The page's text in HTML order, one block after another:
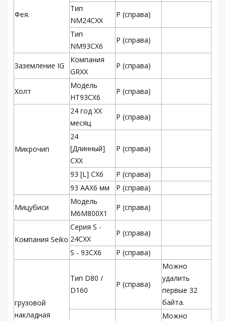
Фея.
Тип
NM24CXX
Р (справа)
Тип
NM93CX6
Р (справа)
Заземление IG
Компания
GRXX
Р (справа)
Холт
Модель
HT93CX6
Р (справа)
Микрочип
24 год XX
месяц
Р (справа)
24
[Длинный]
CXX
Р (справа)
93 [L] CX6
Р (справа)
93 AAX6 мм
Р (справа)
Мицубиси
Модель
M6M800X1
Р (справа)
Компания Seiko
Серия S -
24CXX
Р (справа)
S - 93CX6 Р (справа)
грузовой
накладная
Тип D80 /
D160
Р (справа)
Можно
удалить
первые 32
байта.
Можно